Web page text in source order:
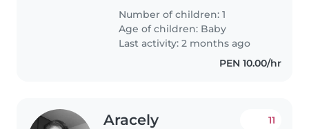
inteligente, curiosa y habladora.
Nos encantaría que vinieras a
nuestra casa. ¡Esperamos
conocerte..
Number of children: 1
Age of children: Baby
Last activity: 2 months ago
PEN 10.00/hr
Aracely 11